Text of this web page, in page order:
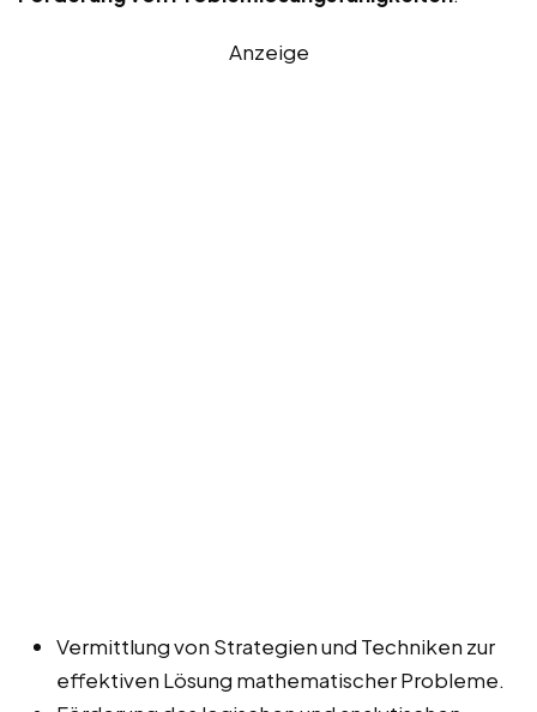
Anzeige
Vermittlung von Strategien und Techniken zur
effektiven Lösung mathematischer Probleme.